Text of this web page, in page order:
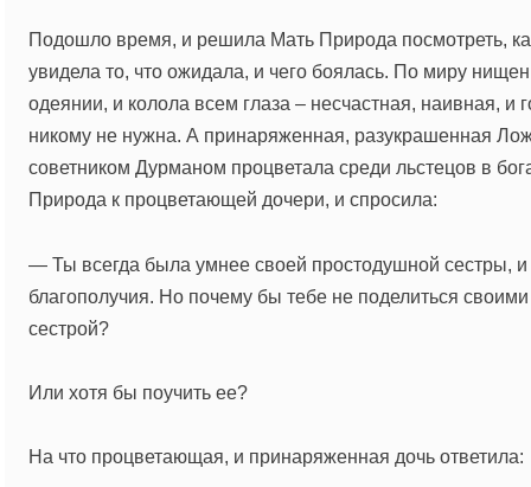
Подошло время, и решила Мать Природа посмотреть,
увидела то, что ожидала, и чего боялась. По миру
одеянии, и колола всем глаза – несчастная, наивная,
никому не нужна. А принаряженная, разукрашенная
советником Дурманом процветала среди льстецов в
Природа к процветающей дочери, и спросила:
— Ты всегда была умнее своей простодушной сестры, и
благополучия. Но почему бы тебе не поделиться
сестрой?
Или хотя бы поучить ее?
На что процветающая, и принаряженная дочь ответила: